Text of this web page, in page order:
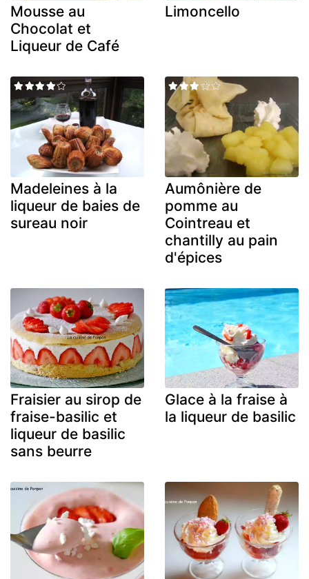
Mousse au
Chocolat et
Liqueur de Café
Limoncello
Madeleines à la
liqueur de baies de
sureau noir
Aumônière de
pomme au
Cointreau et
chantilly au pain
d'épices
Fraisier au sirop de
fraise-basilic et
liqueur de basilic
sans beurre
Glace à la fraise à
la liqueur de basilic